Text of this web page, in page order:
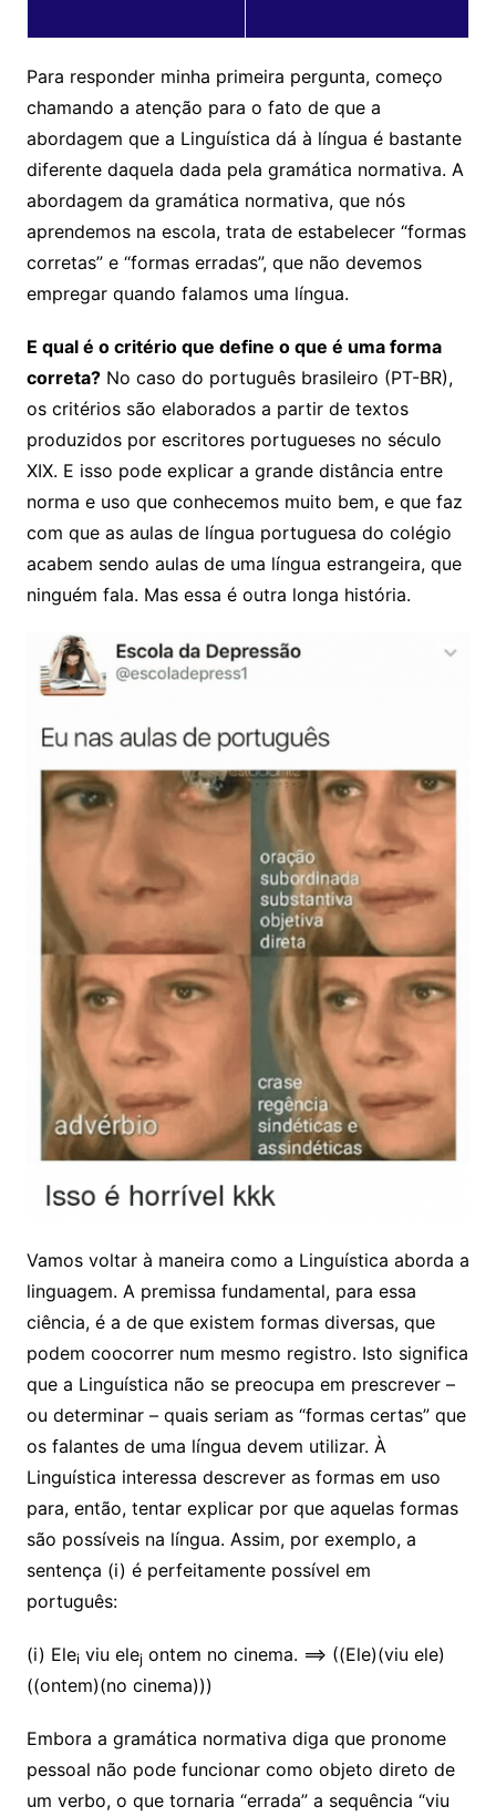
Para responder minha primeira pergunta, começo
chamando a atenção para o fato de que a
abordagem que a Linguística dá à língua é bastante
diferente daquela dada pela gramática normativa. A
abordagem da gramática normativa, que nós
aprendemos na escola, trata de estabelecer “formas
corretas” e “formas erradas”, que não devemos
empregar quando falamos uma língua.
E qual é o critério que define o que é uma forma
correta?No caso do português brasileiro (PT-BR),
os critérios são elaborados a partir de textos
produzidos por escritores portugueses no século
XIX. E isso pode explicar a grande distância entre
norma e uso que conhecemos muito bem, e que faz
com que as aulas de língua portuguesa do colégio
acabem sendo aulas de uma língua estrangeira, que
ninguém fala. Mas essa é outra longa história.
Vamos voltar à maneira como a Linguística aborda a
linguagem. A premissa fundamental, para essa
ciência, é a de que existem formas diversas, que
podem coocorrer num mesmo registro. Isto significa
que a Linguística não se preocupa em prescrever –
ou determinar – quais seriam as “formas certas” que
os falantes de uma língua devem utilizar. À
Linguística interessa descrever as formas em uso
para, então, tentar explicar por que aquelas formas
são possíveis na língua. Assim, por exemplo, a
sentença (i) é perfeitamente possível em
português:
(i) Eleiviu elejontem no cinema. ==> ((Ele)(viu ele)
((ontem)(no cinema)))
Embora a gramática normativa diga que pronome
pessoal não pode funcionar como objeto direto de
um verbo, o que tornaria “errada” a sequência “viu